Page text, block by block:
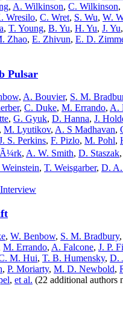
, A. Wilkinson, C. Wilkinson,
Wresilo, C. Wret, S. Wu, W.
, T. Young, B. Yu, H. Yu, J. Yu,
Zhao, E. Zhivun, E. D.
Pulsar
, A. Bouvier, S. M.
, C. Duke, M. Errando, A.
, G. Gyuk, D. Hanna, J.
, M. Lyutikov, A. S Madhavan,
S. Perkins, F. Pizlo, M. Pohl,
, A. W. Smith, D. Staszak,
, T. Weisgarber, D.
, W. Benbow, S. M. Bradbury,
M. Errando, A. Falcone, J. P.
M. Hui, T. B. Humensky, D.
, P. Moriarty, M. D. Newbold,
, et al. (22 additional authors